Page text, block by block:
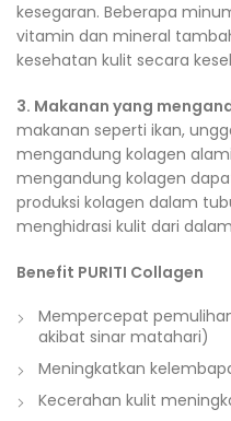
kesegaran. Beberapa
vitamin dan mineral
kesehatan kulit secara
3. Makanan yang
makanan seperti ikan,
mengandung kolagen
mengandung kolagen
produksi kolagen dalam
menghidrasi kulit dari
Benefit PURITI Collagen
Mempercepat
akibat sinar matahari)
Meningkatkan
Kecerahan kulit